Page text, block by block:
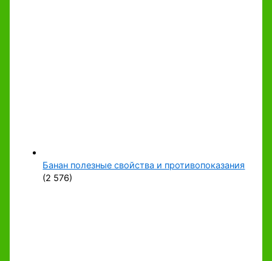
Банан полезные свойства и противопоказания
(2 576)